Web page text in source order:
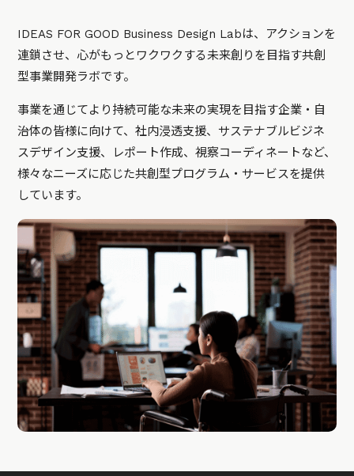
IDEAS FOR GOOD Business Design Labは、アクションを
連鎖させ、心がもっとワクワクする未来創りを目指す共創
型事業開発ラボです。
事業を通じてより持続可能な未来の実現を目指す企業・自
治体の皆様に向けて、社内浸透支援、サステナブルビジネ
スデザイン支援、レポート作成、視察コーディネートなど、
様々なニーズに応じた共創型プログラム・サービスを提供
しています。